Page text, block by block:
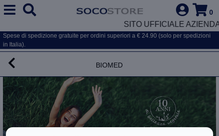
0
SITO UFFICIALE
Spese di spedizione gratuite per ordini superiori a € 24.90 (solo per spedizioni
in Italia).
Biomed